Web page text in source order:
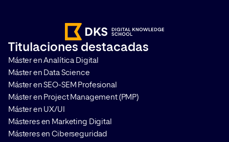
ayuda a construir credibilidad y
acelera el proceso en la toma de
decisiones de compra. Te
contamos en qué consiste y […]
Titulaciones destacadas
Máster en Analítica Digital
Máster en Data Science
Máster en SEO-SEM Profesional
Máster en Project Management (PMP)
Máster en UX/UI
Másteres en Marketing Digital
Másteres en Ciberseguridad